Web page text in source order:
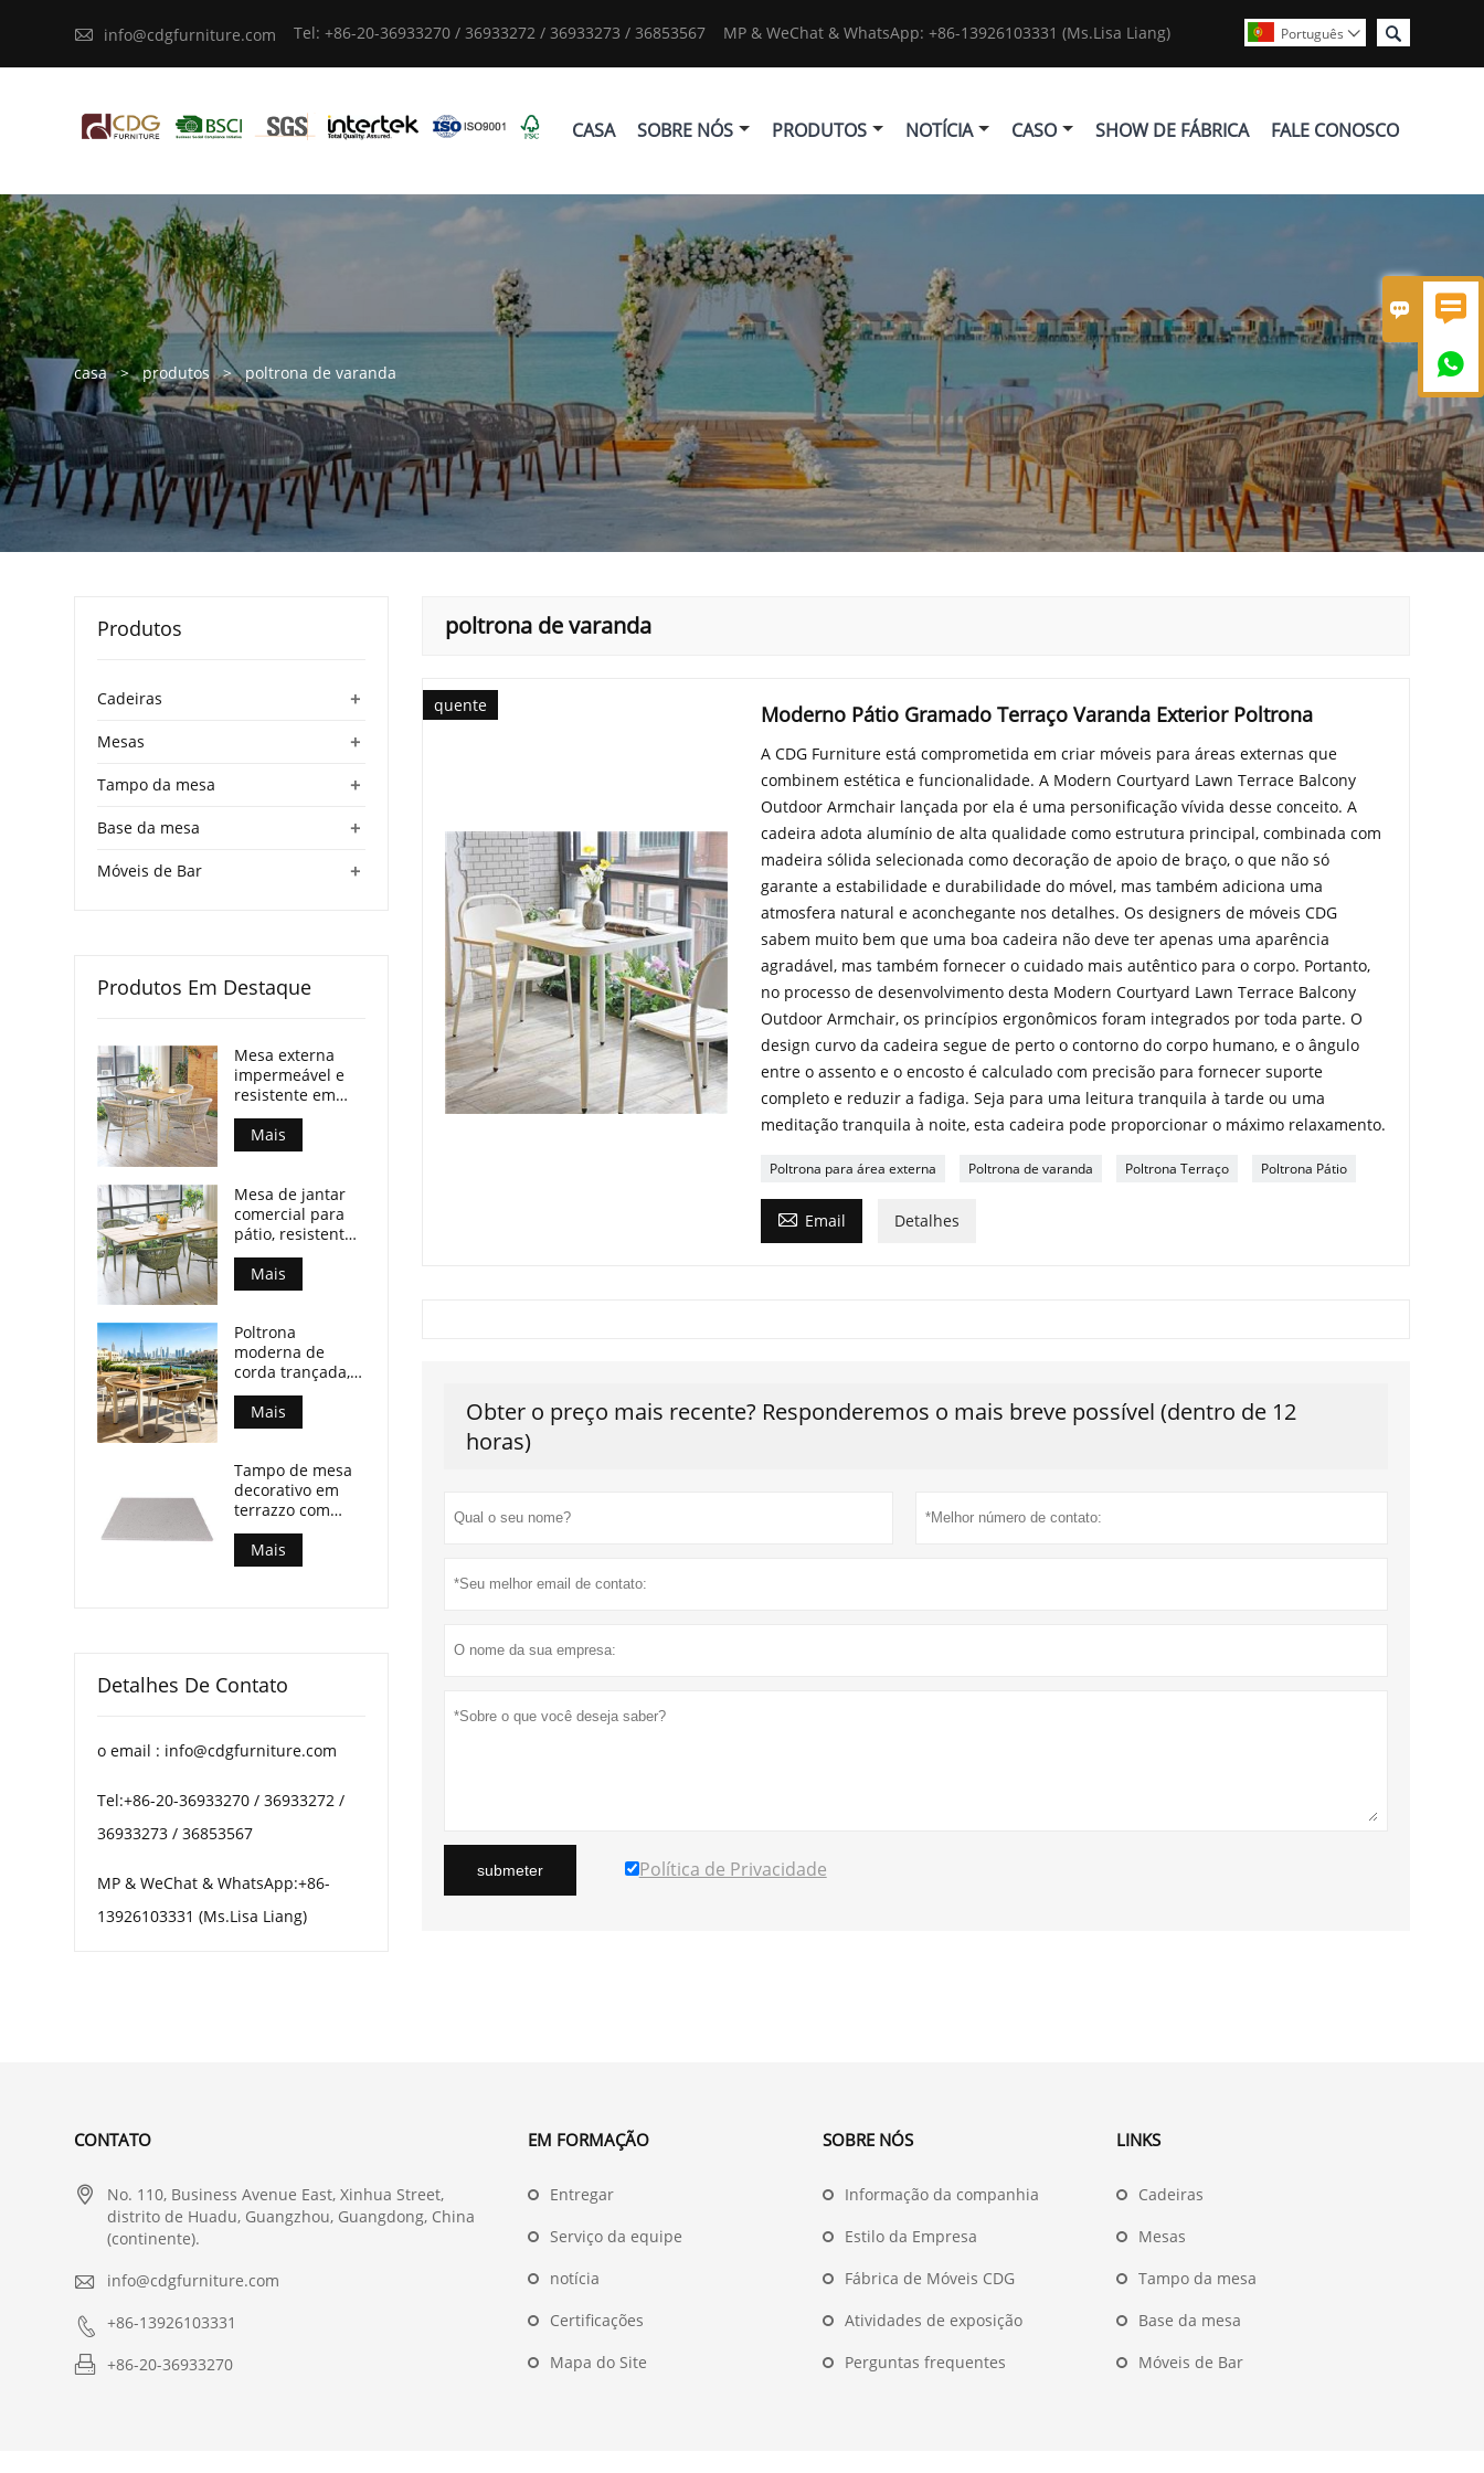
 

 info@cdgfurniture.com Tel: +86-20-36933270 / 36933272 / 36933273 / 36853567 MP & WeChat & WhatsApp: +86-13926103331 (Ms.Lisa Liang) 
Português 
CASA SOBRE NÓS PRODUTOS NOTÍCIA CASO SHOW DE FÁBRICA FALE CONOSCO
casa > produtos > poltrona de varanda
poltrona de varanda
quente Moderno Pátio Gramado Terraço Varanda Exterior Poltrona
A CDG Furniture está comprometida em criar móveis para áreas externas que
combinem estética e funcionalidade. A Modern Courtyard Lawn Terrace Balcony
Outdoor Armchair lançada por ela é uma personificação vívida desse conceito. A
cadeira adota alumínio de alta qualidade como estrutura principal, combinada com
madeira sólida selecionada como decoração de apoio de braço, o que não só
garante a estabilidade e durabilidade do móvel, mas também adiciona uma
atmosfera natural e aconchegante nos detalhes. Os designers de móveis CDG
sabem muito bem que uma boa cadeira não deve ter apenas uma aparência
agradável, mas também fornecer o cuidado mais autêntico para o corpo. Portanto,
no processo de desenvolvimento desta Modern Courtyard Lawn Terrace Balcony
Outdoor Armchair, os princípios ergonômicos foram integrados por toda parte. O
design curvo da cadeira segue de perto o contorno do corpo humano, e o ângulo
entre o assento e o encosto é calculado com precisão para fornecer suporte
completo e reduzir a fadiga. Seja para uma leitura tranquila à tarde ou uma
meditação tranquila à noite, esta cadeira pode proporcionar o máximo relaxamento.
Poltrona para área externa Poltrona de varanda Poltrona Terraço Poltrona Pátio
 Email Detalhes
Obter o preço mais recente? Responderemos o mais breve possível (dentro de 12
horas)
submeter Política de Privacidade
Produtos
+
Cadeiras
+
Mesas
+
Tampo da mesa
+
Base da mesa
+
Móveis de Bar
Produtos Em Destaque
Mesa externa
impermeável e
resistente em
madeira
compensada com
pés de alumínio
comerciais.
Mais
Mesa de jantar
comercial para
pátio, resistente
às intempéries,
com tampo de
madeira
pés de alumínio.
Mais
Poltrona
moderna de
corda trançada,
resistente a
todas as
condições
espaços de
refeições ao ar
livre.
Mais
Tampo de mesa
decorativo em
terrazzo com
múltiplos
padrões para
mesas de centro
Mais
Detalhes De Contato
o email : info@cdgfurniture.com
Tel:+86-20-36933270 / 36933272 /
36933273 / 36853567
MP & WeChat & WhatsApp:+86-
13926103331 (Ms.Lisa Liang)
CONTATO

No. 110, Business Avenue East, Xinhua Street,
distrito de Huadu, Guangzhou, Guangdong, China
(continente).
 info@cdgfurniture.com
 +86-13926103331
 +86-20-36933270
EM FORMAÇÃO
Entregar
Serviço da equipe
notícia
Certificações
Mapa do Site
SOBRE NÓS
Informação da companhia
Estilo da Empresa
Fábrica de Móveis CDG
Atividades de exposição
Perguntas frequentes
LINKS
Cadeiras
Mesas
Tampo da mesa
Base da mesa
Móveis de Bar